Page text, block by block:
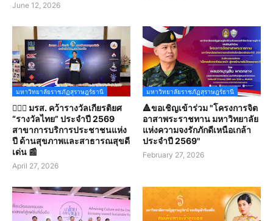
June 12, 2026
มหาวิทยาลัยราชภัฏสุราษฎร์ธานี
👩🏻‍⚕️ มรส. คว้ารางวัลเกียรติยศ
“รางวัลไทย” ประจำปี 2569
สาขาการบริการประชาชนแห่ง
ปี ด้านสุขภาพและสาธารณสุขดี
เด่น 📰
April 27, 2026
มหาวิทยาลัยราชภัฏสุราษฎร์ธานี
🔺ขอเชิญเข้าร่วม "โครงการจิต
อาสาพระราชทาน มหาวิทยาลัย
แห่งความจงรักภักดีเหนือเกล้า
ประจำปี 2569"
February 27, 2026